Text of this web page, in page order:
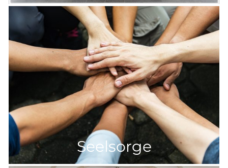
Seelsorge